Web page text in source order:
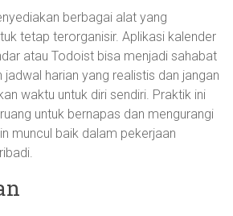
berbagai alat yang
tetap terorganisir. Aplikasi kalender
atau Todoist bisa menjadi sahabat
jadwal harian yang realistis dan jangan
waktu untuk diri sendiri. Praktik ini
untuk bernapas dan mengurangi
muncul baik dalam pekerjaan